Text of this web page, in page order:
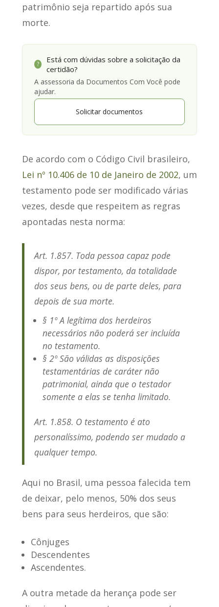
patrimônio seja repartido após sua
morte.
?
Está com dúvidas sobre a solicitação da
certidão?
A assessoria da Documentos Com Você pode
ajudar.
Solicitar documentos
De acordo com o Código Civil brasileiro,
Lei nº 10.406 de 10 de Janeiro de 2002, um
testamento pode ser modificado várias
vezes, desde que respeitem as regras
apontadas nesta norma:
Art. 1.857. Toda pessoa capaz pode
dispor, por testamento, da totalidade
dos seus bens, ou de parte deles, para
depois de sua morte.
§ 1º A legítima dos herdeiros
necessários não poderá ser incluída
no testamento.
§ 2º São válidas as disposições
testamentárias de caráter não
patrimonial, ainda que o testador
somente a elas se tenha limitado.
Art. 1.858. O testamento é ato
personalíssimo, podendo ser mudado a
qualquer tempo.
Aqui no Brasil, uma pessoa falecida tem
de deixar, pelo menos, 50% dos seus
bens para seus herdeiros, que são:
Cônjuges
Descendentes
Ascendentes.
A outra metade da herança pode ser